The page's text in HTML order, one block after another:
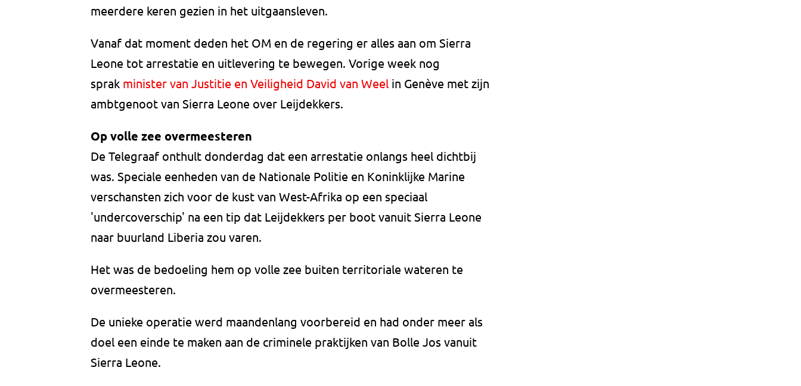
meerdere keren gezien in het uitgaansleven.
Vanaf dat moment deden het OM en de regering er alles aan om Sierra
Leone tot arrestatie en uitlevering te bewegen. Vorige week nog
sprak minister van Justitie en Veiligheid David van Weel in Genève met zijn
ambtgenoot van Sierra Leone over Leijdekkers.
Op volle zee overmeesteren
De Telegraaf onthult donderdag dat een arrestatie onlangs heel dichtbij
was. Speciale eenheden van de Nationale Politie en Koninklijke Marine
verschansten zich voor de kust van West-Afrika op een speciaal
'undercoverschip' na een tip dat Leijdekkers per boot vanuit Sierra Leone
naar buurland Liberia zou varen.
Het was de bedoeling hem op volle zee buiten territoriale wateren te
overmeesteren.
De unieke operatie werd maandenlang voorbereid en had onder meer als
doel een einde te maken aan de criminele praktijken van Bolle Jos vanuit
Sierra Leone.